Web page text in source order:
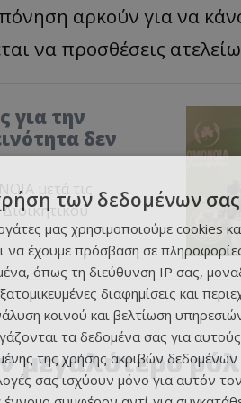
αρκούν για να
να προσθέσεις
για την
δεν
μετά τις
μεγαλύτερο
των δεδομένων σας
μας χρησιμοποιούμε cookies
να έχουμε πρόσβαση σε
όπως τη διεύθυνση IP σας,
διαφημίσεις και
κοινού και βελτίωση
τα δεδομένα σας για
της χρήσης ακριβών δεδομένων
σας ισχύουν μόνο για αυτόν